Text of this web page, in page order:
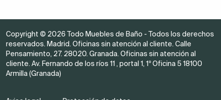
Copyright © 2026 Todo Muebles de Baño - Todos los derechos
reservados. Madrid. Oficinas sin atención al cliente. Calle
Pensamiento, 27. 28020. Granada. Oficinas sin atención al
cliente. Av. Fernando de los ríos 11 , portal 1, 1º Oficina 5 18100
Armilla (Granada)